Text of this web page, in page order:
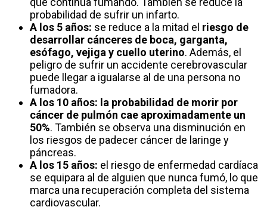
probabilidad de sufrir un infarto.
A los 5 años: se reduce a la mitad el riesgo de
desarrollar cánceres de boca, garganta,
esófago, vejiga y cuello uterino. Además, el
peligro de sufrir un accidente cerebrovascular
puede llegar a igualarse al de una persona no
fumadora.
A los 10 años: la probabilidad de morir por
cáncer de pulmón cae aproximadamente un
50%. También se observa una disminución en
los riesgos de padecer cáncer de laringe y
páncreas.
A los 15 años: el riesgo de enfermedad cardíaca
se equipara al de alguien que nunca fumó, lo que
marca una recuperación completa del sistema
cardiovascular.